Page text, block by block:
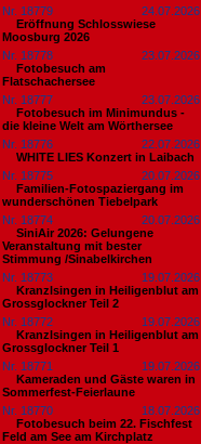
Nr. 18779
24.07.2026
Eröffnung Schlosswiese
Moosburg 2026
Nr. 18778
23.07.2026
Fotobesuch am
Flatschachersee
Nr. 18777
23.07.2026
Fotobesuch im Minimundus -
die kleine Welt am Wörthersee
Nr. 18776
22.07.2026
WHITE LIES Konzert in Laibach
Nr. 18775
20.07.2026
Familien-Fotospaziergang im
wunderschönen Tiebelpark
Nr. 18774
20.07.2026
SiniAir 2026: Gelungene
Veranstaltung mit bester
Stimmung /Sinabelkirchen
Nr. 18773
19.07.2026
Kranzlsingen in Heiligenblut am
Grossglockner Teil 2
Nr. 18772
19.07.2026
Kranzlsingen in Heiligenblut am
Grossglockner Teil 1
Nr. 18771
19.07.2026
Kameraden und Gäste waren in
Sommerfest-Feierlaune
Nr. 18770
18.07.2026
Fotobesuch beim 22. Fischfest
Feld am See am Kirchplatz